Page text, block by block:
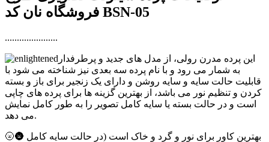
فروشگاه نان کد BSN-05
......................
این پرده مدرن رولی، از مدل های جدید و پرطرفدار
به شمار می رود و با نام پرده سه بعدی نیز شناخته می شود با
قابلیت حالت سایه و سایه روشن و دارای یک زنجیر برای باز و بسته
کردن و تنظیم نور می باشد، از بهترین گزینه ها برای پرده های چاپی
است و در حالت بسته یا سایه کامل تصویر را به طور کامل نمایش
می دهد.
🌝🌚 بهترین کاور برای نور و گرد و خاک است (در حالت سایه کامل